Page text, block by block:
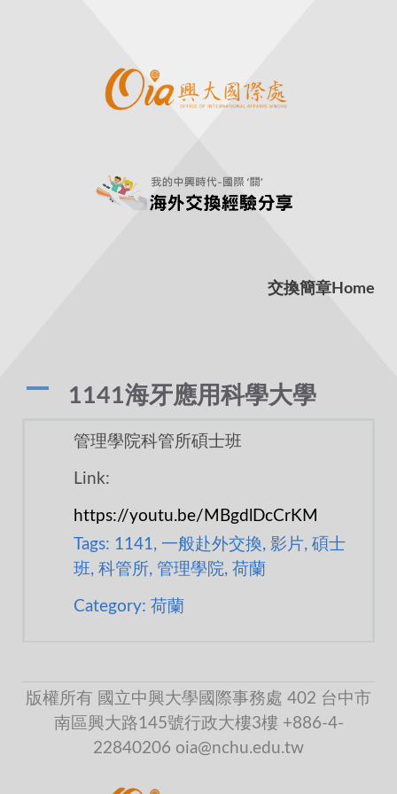
交換簡章 Home
A 1141海牙應用科學大學
管理學院科管所碩士班
Link:
https://youtu.be/MBgdlDcCrKM
Tags: 1141, 一般赴外交換, 影片, 碩士
班, 科管所, 管理學院, 荷蘭
Category: 荷蘭
版權所有 國立中興大學國際事務處 402 台中市
南區興大路145號行政大樓3樓 +886-4-
22840206 oia@nchu.edu.tw